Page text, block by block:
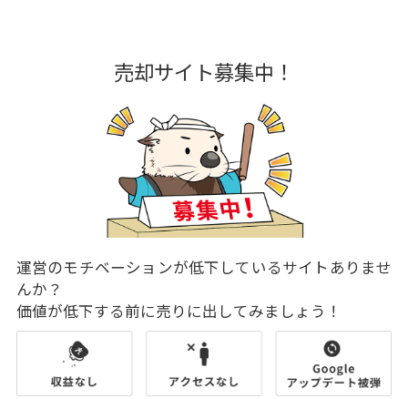
売却サイト募集中！
運営のモチベーションが低下しているサイトありませ
んか？
価値が低下する前に売りに出してみましょう！